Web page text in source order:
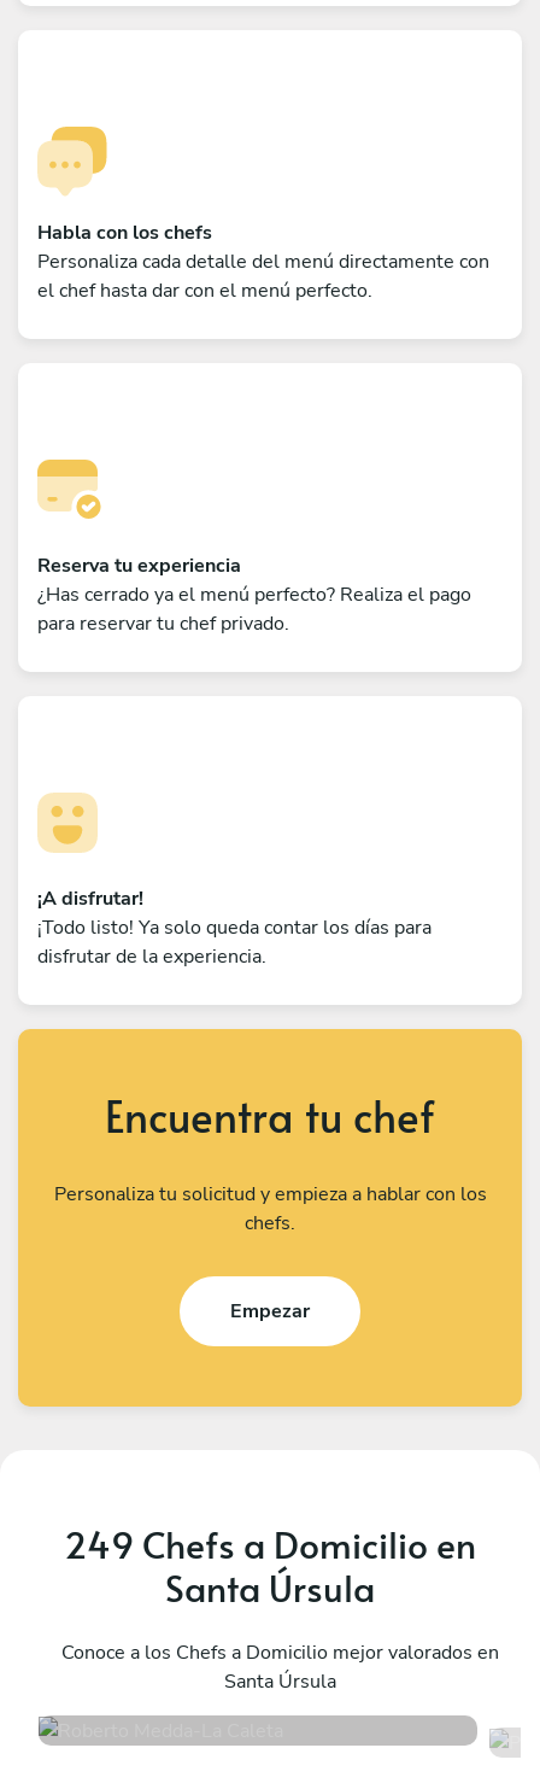
Habla con los chefs
Personaliza cada detalle del menú directamente con
el chef hasta dar con el menú perfecto.
Reserva tu experiencia
¿Has cerrado ya el menú perfecto? Realiza el pago
para reservar tu chef privado.
¡A disfrutar!
¡Todo listo! Ya solo queda contar los días para
disfrutar de la experiencia.
Encuentra tu chef
Personaliza tu solicitud y empieza a hablar con los
chefs.
Empezar
249 Chefs a Domicilio en
Santa Úrsula
Conoce a los Chefs a Domicilio mejor valorados en
Santa Úrsula
La Caleta
13 servicios